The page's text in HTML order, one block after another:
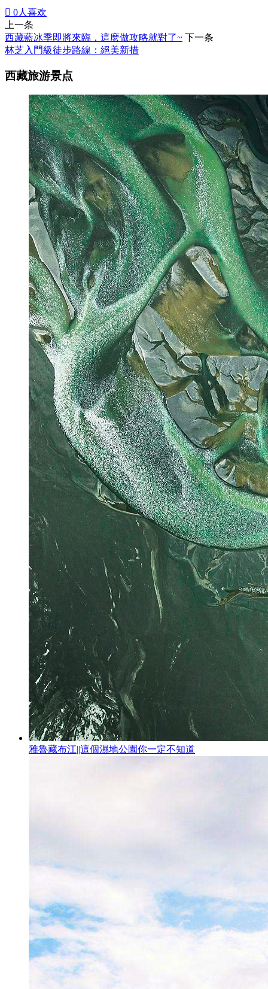
 0人喜欢
上一条
西藏藍冰季即將來臨，這麽做攻略就對了~ 下一条
林芝入門級徒步路線：絕美新措
西藏旅游景点
雅魯藏布江||這個濕地公園你一定不知道